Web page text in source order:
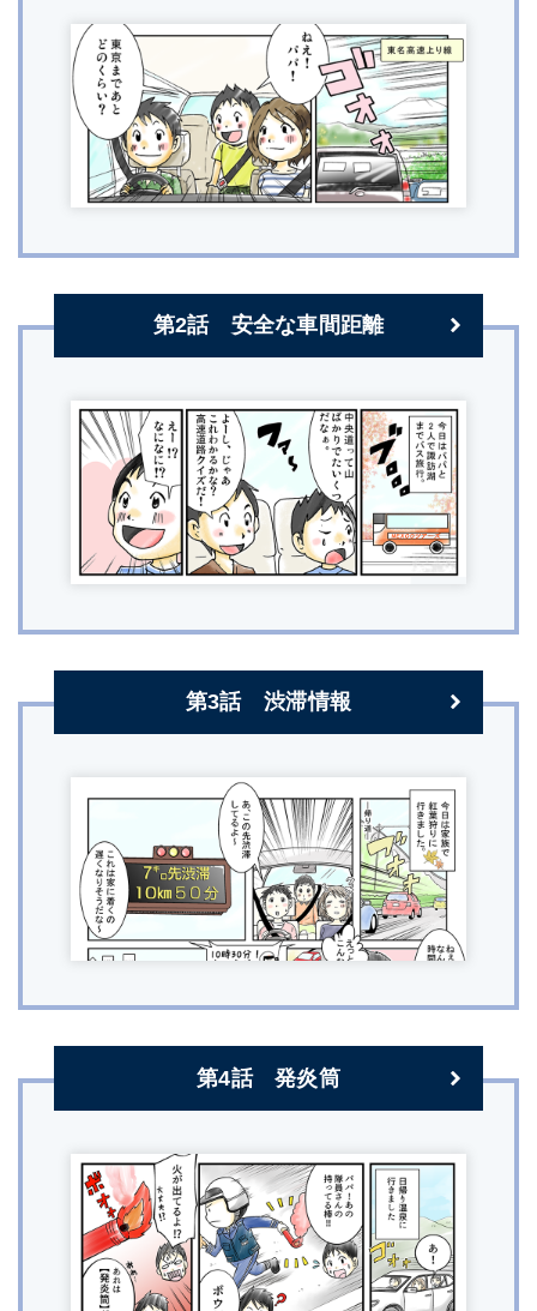
第2話 安全な車間距離
第3話 渋滞情報
第4話 発炎筒